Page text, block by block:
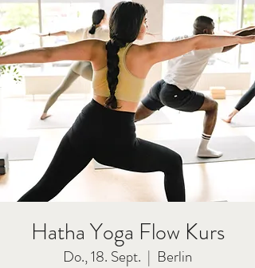
Hatha Yoga Flow Kurs
Do., 18. Sept.
  |
Berlin